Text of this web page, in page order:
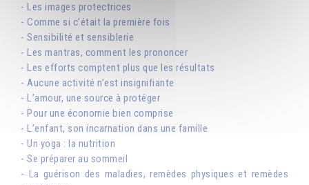
- Les images protectrices
- Comme si c’était la première fois
- Sensibilité et sensiblerie
- Les mantras, comment les prononcer
- Les efforts comptent plus que les résultats
- Aucune activité n’est insignifiante
- L’amour, une source à protéger
- Pour une économie bien comprise
- L’enfant, son incarnation dans une famille
- Un yoga : la nutrition
- Se préparer au sommeil
- La guérison des maladies, remèdes physiques et remèdes